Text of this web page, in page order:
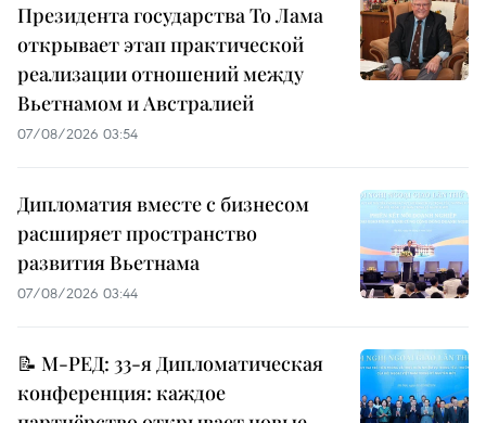
Президента государства То Лама
открывает этап практической
реализации отношений между
Вьетнамом и Австралией
07/08/2026 03:54
Дипломатия вместе с бизнесом
расширяет пространство
развития Вьетнама
07/08/2026 03:44
📝 М-РЕД: 33-я Дипломатическая
конференция: каждое